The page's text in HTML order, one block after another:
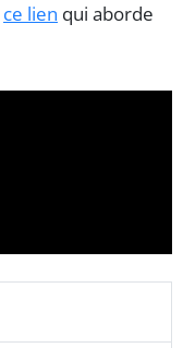
ce lien qui aborde